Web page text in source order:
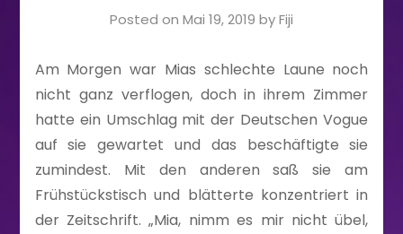
Posted on Mai 19, 2019 byFiji
Am Morgen war Mias schlechte Laune noch
nicht ganz verflogen, doch in ihrem Zimmer
hatte ein Umschlag mit der Deutschen Vogue
auf sie gewartet und das beschäftigte sie
zumindest. Mit den anderen saß sie am
Frühstückstisch und blätterte konzentriert in
der Zeitschrift. „Mia, nimm es mir nicht übel,